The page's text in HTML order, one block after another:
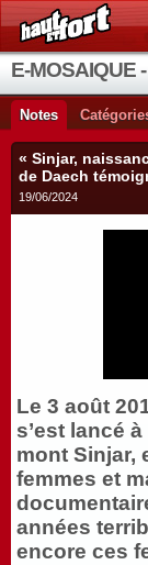
E-MOSAIQUE
Notes
« Sinjar,
de Daech
19/06/2024
Le 3 août
s’est lancé
mont Sinjar,
femmes et
années
encore ces